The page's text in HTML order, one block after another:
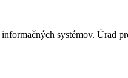
systémov. Úrad